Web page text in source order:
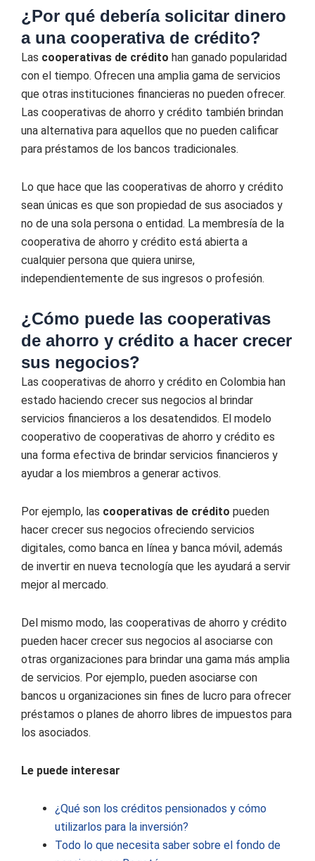
¿Por qué debería solicitar dinero
a una cooperativa de crédito?
Las cooperativas de crédito han ganado popularidad
con el tiempo. Ofrecen una amplia gama de servicios
que otras instituciones financieras no pueden ofrecer.
Las cooperativas de ahorro y crédito también brindan
una alternativa para aquellos que no pueden calificar
para préstamos de los bancos tradicionales.
Lo que hace que las cooperativas de ahorro y crédito
sean únicas es que son propiedad de sus asociados y
no de una sola persona o entidad. La membresía de la
cooperativa de ahorro y crédito está abierta a
cualquier persona que quiera unirse,
independientemente de sus ingresos o profesión.
¿Cómo puede las cooperativas
de ahorro y crédito a hacer crecer
sus negocios?
Las cooperativas de ahorro y crédito en Colombia han
estado haciendo crecer sus negocios al brindar
servicios financieros a los desatendidos. El modelo
cooperativo de cooperativas de ahorro y crédito es
una forma efectiva de brindar servicios financieros y
ayudar a los miembros a generar activos.
Por ejemplo, las cooperativas de crédito pueden
hacer crecer sus negocios ofreciendo servicios
digitales, como banca en línea y banca móvil, además
de invertir en nueva tecnología que les ayudará a servir
mejor al mercado.
Del mismo modo, las cooperativas de ahorro y crédito
pueden hacer crecer sus negocios al asociarse con
otras organizaciones para brindar una gama más amplia
de servicios. Por ejemplo, pueden asociarse con
bancos u organizaciones sin fines de lucro para ofrecer
préstamos o planes de ahorro libres de impuestos para
los asociados.
Le puede interesar
¿Qué son los créditos pensionados y cómo
utilizarlos para la inversión?
Todo lo que necesita saber sobre el fondo de